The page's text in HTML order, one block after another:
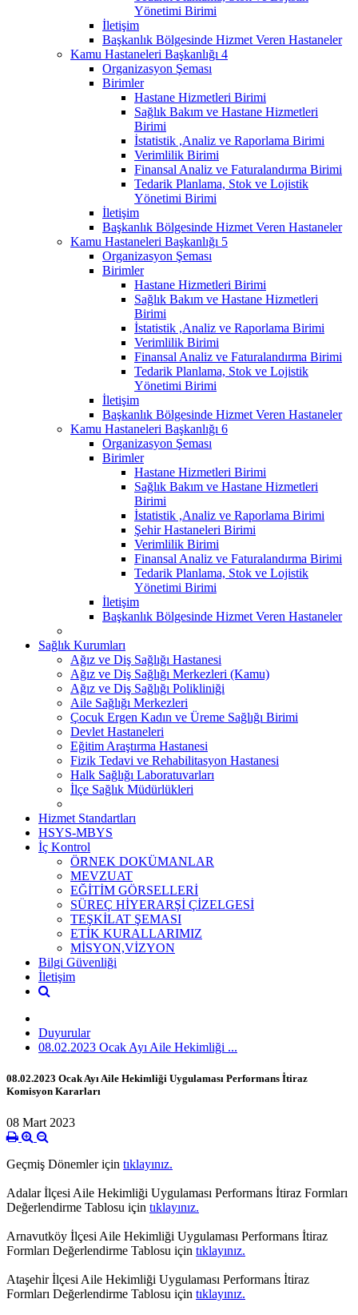
Yönetimi Birimi
İletişim
Başkanlık Bölgesinde Hizmet Veren Hastaneler
Kamu Hastaneleri Başkanlığı 4
Organizasyon Şeması
Birimler
Hastane Hizmetleri Birimi
Sağlık Bakım ve Hastane Hizmetleri
Birimi
İstatistik ,Analiz ve Raporlama Birimi
Verimlilik Birimi
Finansal Analiz ve Faturalandırma Birimi
Tedarik Planlama, Stok ve Lojistik
Yönetimi Birimi
İletişim
Başkanlık Bölgesinde Hizmet Veren Hastaneler
Kamu Hastaneleri Başkanlığı 5
Organizasyon Şeması
Birimler
Hastane Hizmetleri Birimi
Sağlık Bakım ve Hastane Hizmetleri
Birimi
İstatistik ,Analiz ve Raporlama Birimi
Verimlilik Birimi
Finansal Analiz ve Faturalandırma Birimi
Tedarik Planlama, Stok ve Lojistik
Yönetimi Birimi
İletişim
Başkanlık Bölgesinde Hizmet Veren Hastaneler
Kamu Hastaneleri Başkanlığı 6
Organizasyon Şeması
Birimler
Hastane Hizmetleri Birimi
Sağlık Bakım ve Hastane Hizmetleri
Birimi
İstatistik ,Analiz ve Raporlama Birimi
Şehir Hastaneleri Birimi
Verimlilik Birimi
Finansal Analiz ve Faturalandırma Birimi
Tedarik Planlama, Stok ve Lojistik
Yönetimi Birimi
İletişim
Başkanlık Bölgesinde Hizmet Veren Hastaneler
Sağlık Kurumları
Ağız ve Diş Sağlığı Hastanesi
Ağız ve Diş Sağlığı Merkezleri (Kamu)
Ağız ve Diş Sağlığı Polikliniği
Aile Sağlığı Merkezleri
Çocuk Ergen Kadın ve Üreme Sağlığı Birimi
Devlet Hastaneleri
Eğitim Araştırma Hastanesi
Fizik Tedavi ve Rehabilitasyon Hastanesi
Halk Sağlığı Laboratuvarları
İlçe Sağlık Müdürlükleri
Hizmet Standartları
HSYS-MBYS
İç Kontrol
ÖRNEK DOKÜMANLAR
MEVZUAT
EĞİTİM GÖRSELLERİ
SÜREÇ HİYERARŞİ ÇİZELGESİ
TEŞKİLAT ŞEMASI
ETİK KURALLARIMIZ
MİSYON,VİZYON
Bilgi Güvenliği
İletişim
Duyurular
08.02.2023 Ocak Ayı Aile Hekimliği ...
08.02.2023 Ocak Ayı Aile Hekimliği Uygulaması Performans İtiraz
Komisyon Kararları
08 Mart 2023
Geçmiş Dönemler için tıklayınız.
Adalar İlçesi Aile Hekimliği Uygulaması Performans İtiraz Formları
Değerlendirme Tablosu için tıklayınız.
Arnavutköy İlçesi Aile Hekimliği Uygulaması Performans İtiraz
Formları Değerlendirme Tablosu için tıklayınız.
Ataşehir İlçesi Aile Hekimliği Uygulaması Performans İtiraz
Formları Değerlendirme Tablosu için tıklayınız.